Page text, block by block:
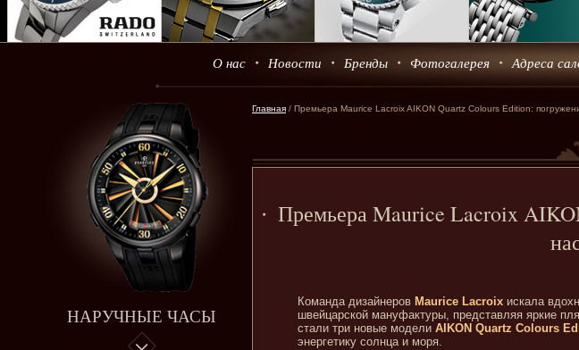
О нас Новости Бренды Фотогалерея Адреса
НАРУЧНЫЕ ЧАСЫ
Главная / Премьера Maurice Lacroix AIKON Quartz Colours Edition:
Премьера Maurice Lacroix
Команда дизайнеров Maurice Lacroix искала
швейцарской мануфактуры, представляя яркие
стали три новые модели AIKON Quartz Colours
энергетику солнца и моря.